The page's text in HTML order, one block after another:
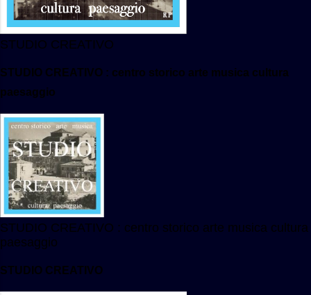
STUDIO CREATIVO
STUDIO CREATIVO : centro storico arte musica cultura
paesaggio
STUDIO CREATIVO : centro storico arte musica cultura
paesaggio
STUDIO CREATIVO